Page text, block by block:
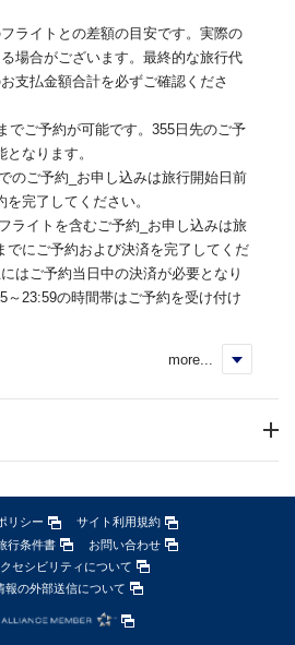
ライトとの差額の目安です。実際の
場合がございます。最終的な旅行代
支払金額合計を必ずご確認くださ
でご予約が可能です。355日先のご予
なります。
のご予約_お申し込みは旅行開始日前
完了してください。
ライトを含むご予約_お申し込みは旅
でにご予約および決済を完了してくだ
はご予約当日中の決済が必要となり
～23:59の時間帯はご予約を受け付け
more...
リシー
サイト利用規約
行条件書
お問い合わせ
セシビリティについて
報の外部送信について